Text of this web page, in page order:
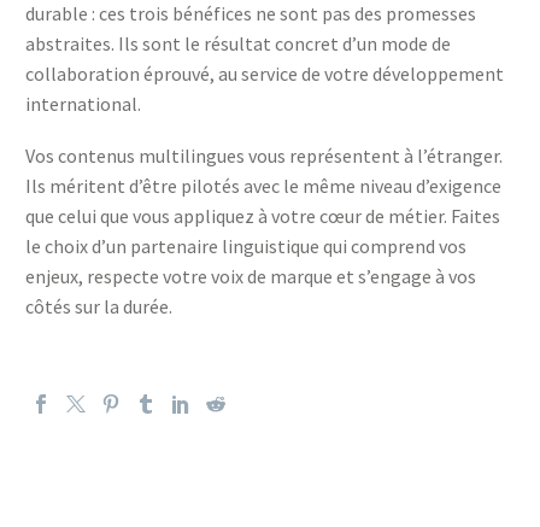
durable : ces trois bénéfices ne sont pas des promesses
abstraites. Ils sont le résultat concret d’un mode de
collaboration éprouvé, au service de votre développement
international.
Vos contenus multilingues vous représentent à l’étranger.
Ils méritent d’être pilotés avec le même niveau d’exigence
que celui que vous appliquez à votre cœur de métier. Faites
le choix d’un partenaire linguistique qui comprend vos
enjeux, respecte votre voix de marque et s’engage à vos
côtés sur la durée.